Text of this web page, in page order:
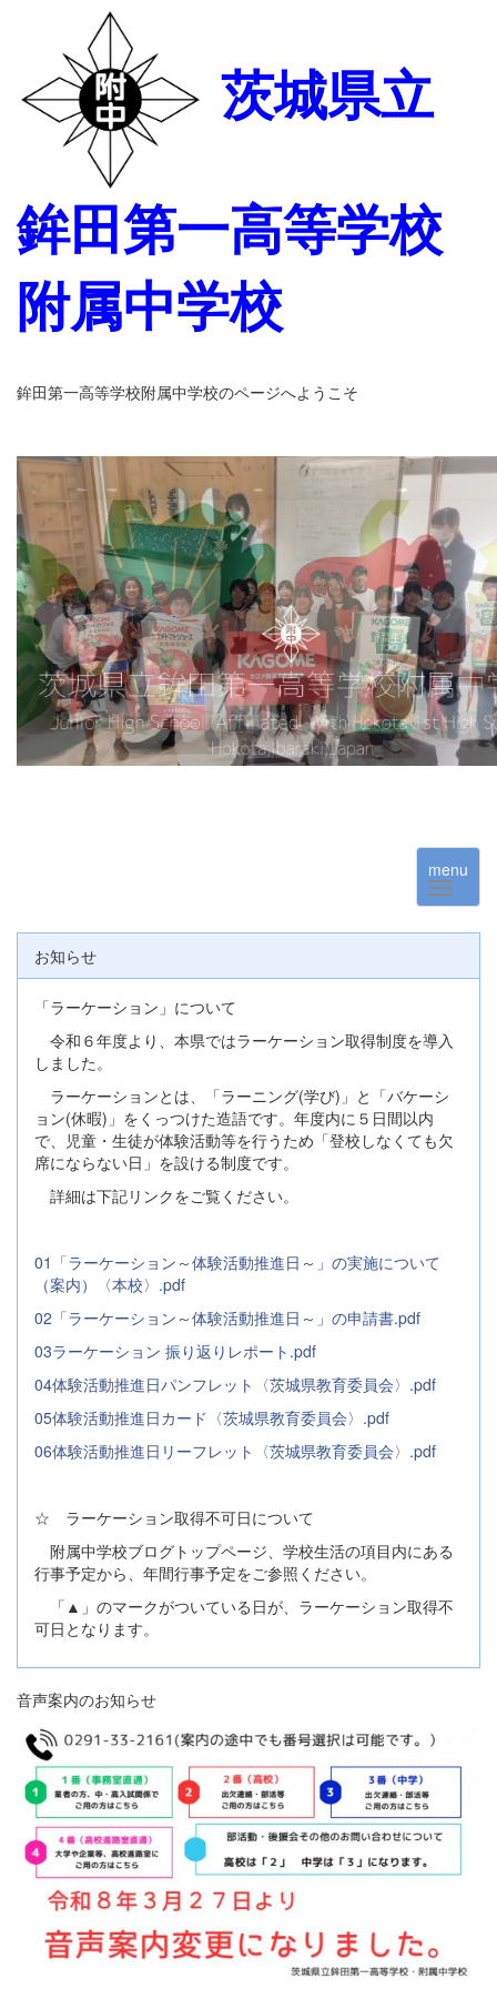
茨城県立
鉾田第一高等学校
附属中学校
鉾田第一高等学校附属中学校のページへようこそ
menu
お知らせ
「ラーケーション」について
令和６年度より、本県ではラーケーション取得制度を導入
しました。
ラーケーションとは、「ラーニング(学び)」と「バケーシ
ョン(休暇)」をくっつけた造語です。年度内に５日間以内
で、児童・生徒が体験活動等を行うため「登校しなくても欠
席にならない日」を設ける制度です。
詳細は下記リンクをご覧ください。
01「ラーケーション～体験活動推進日～」の実施について
（案内）〈本校〉.pdf
02「ラーケーション～体験活動推進日～」の申請書.pdf
03ラーケーション 振り返りレポート.pdf
04体験活動推進日パンフレット〈茨城県教育委員会〉.pdf
05体験活動推進日カード〈茨城県教育委員会〉.pdf
06体験活動推進日リーフレット〈茨城県教育委員会〉.pdf
☆ ラーケーション取得不可日について
附属中学校ブログトップページ、学校生活の項目内にある
行事予定から、年間行事予定をご参照ください。
「▲」のマークがついている日が、ラーケーション取得不
可日となります。
音声案内のお知らせ